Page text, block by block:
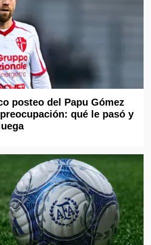
posteo del Papu Gómez
qué le pasó y